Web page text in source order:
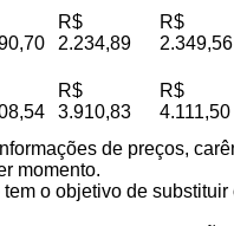
R$
2.234,89
R$
2.349,56
R$
3.910,83
R$
4.111,50
de preços,
momento.
tem o objetivo de